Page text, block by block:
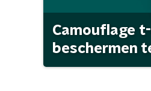
Camouflage
beschermen